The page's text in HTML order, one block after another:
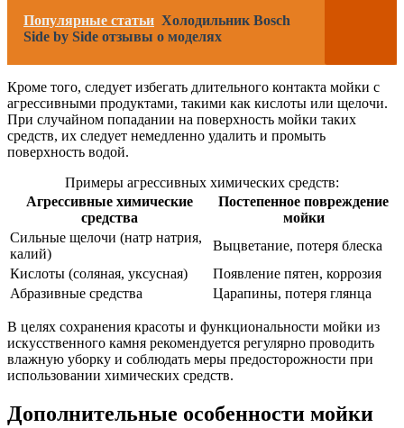
Популярные статьи Холодильник Bosch
Side by Side отзывы о моделях
Кроме того, следует избегать длительного контакта мойки с
агрессивными продуктами, такими как кислоты или щелочи.
При случайном попадании на поверхность мойки таких
средств, их следует немедленно удалить и промыть
поверхность водой.
Примеры агрессивных химических средств:
Агрессивные химические
средства
Постепенное повреждение
мойки
Сильные щелочи (натр натрия,
калий)
Выцветание, потеря блеска
Кислоты (соляная, уксусная)
Появление пятен, коррозия
Абразивные средства
Царапины, потеря глянца
В целях сохранения красоты и функциональности мойки из
искусственного камня рекомендуется регулярно проводить
влажную уборку и соблюдать меры предосторожности при
использовании химических средств.
Дополнительные особенности мойки